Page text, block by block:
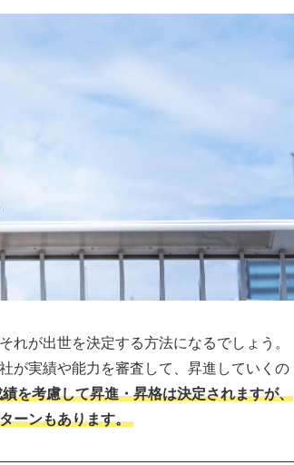
れが出世を決定する方法になるでしょう。
が実績や能力を審査して、昇進していくの
を考慮して昇進・昇格は決定されますが、
ーンもあります。